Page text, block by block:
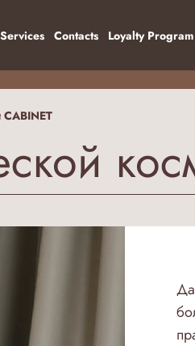
Services Contacts Loyalty Program
CABINET